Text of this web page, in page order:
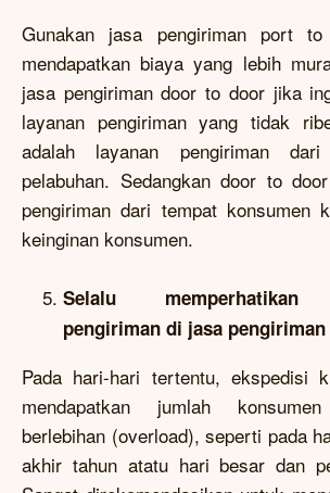
Gunakan jasa pengiriman port
mendapatkan biaya yang lebih
jasa pengiriman door to door jika
layanan pengiriman yang tidak
adalah layanan pengiriman
pelabuhan. Sedangkan door to
pengiriman dari tempat konsumen
keinginan konsumen.
Selalu memperhatikan
pengiriman di jasa
Pada hari-hari tertentu, ekspedisi
mendapatkan jumlah
berlebihan (overload), seperti pada
akhir tahun atatu hari besar dan